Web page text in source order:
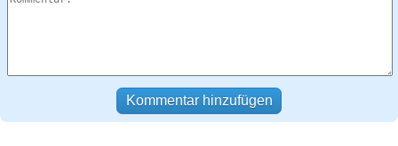
Kommentar hinzufügen